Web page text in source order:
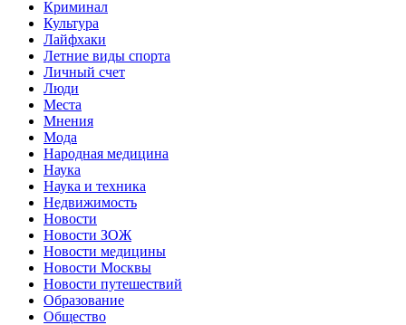
Криминал
Культура
Лайфхаки
Летние виды спорта
Личный счет
Люди
Места
Мнения
Мода
Народная медицина
Наука
Наука и техника
Недвижимость
Новости
Новости ЗОЖ
Новости медицины
Новости Москвы
Новости путешествий
Образование
Общество